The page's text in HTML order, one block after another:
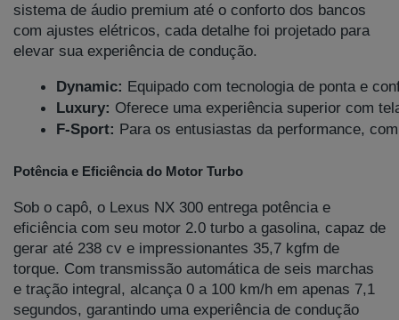
sistema de áudio premium até o conforto dos bancos
com ajustes elétricos, cada detalhe foi projetado para
elevar sua experiência de condução.
Dynamic: Equipado com tecnologia de ponta e
Luxury: Oferece uma experiência superior com
F-Sport: Para os entusiastas da performance,
Potência e Eficiência do Motor Turbo
Sob o capô, o Lexus NX 300 entrega potência e
eficiência com seu motor 2.0 turbo a gasolina, capaz de
gerar até 238 cv e impressionantes 35,7 kgfm de
torque. Com transmissão automática de seis marchas
e tração integral, alcança 0 a 100 km/h em apenas 7,1
segundos, garantindo uma experiência de condução